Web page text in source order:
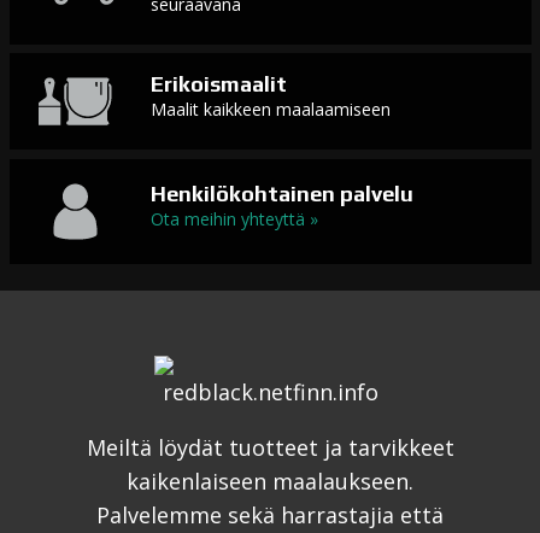
Erikoismaalit
Maalit kaikkeen maalaamiseen
Henkilökohtainen palvelu
Ota meihin yhteyttä »
Meiltä löydät tuotteet ja tarvikkeet
kaikenlaiseen maalaukseen.
Palvelemme sekä harrastajia että